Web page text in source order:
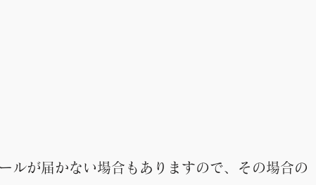
が届かない場合もありますので、その場合の